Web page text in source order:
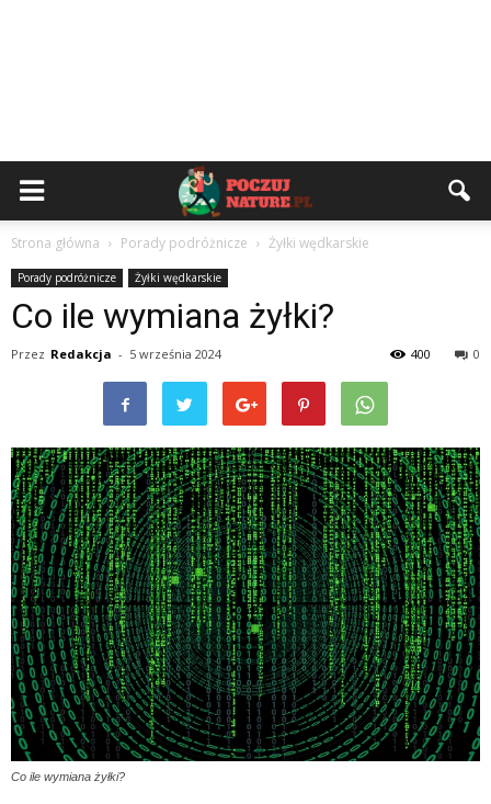
Strona główna Porady podróżnicze Żyłki wędkarskie
Porady podróżnicze Żyłki wędkarskie
Co ile wymiana żyłki?
Przez Redakcja - 5 września 2024 0
400
Co ile wymiana żyłki?